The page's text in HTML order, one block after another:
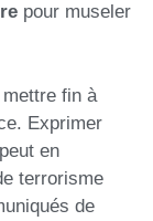
pour museler
fin à
Exprimer
en
terrorisme
de